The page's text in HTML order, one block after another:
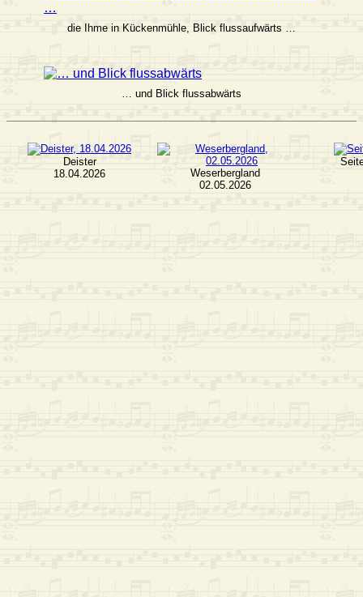
die Ihme in Kückenmühle, Blick flussaufwärts …
… und Blick flussabwärts
Deister
18.04.2026
Weserbergland
02.05.2026